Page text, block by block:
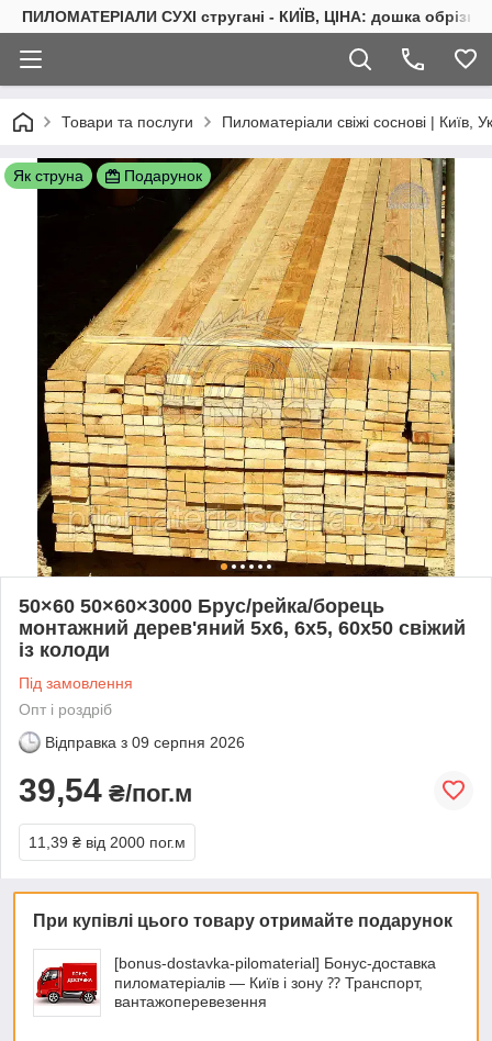
ПИЛОМАТЕРІАЛИ СУХІ стругані - КИЇВ, ЦІНА: дошка обрізна
Товари та послуги Пиломатеріали свіжі соснові | Київ,
Як струна Подарунок
50×60 50×60×3000 Брус/рейка/борець
монтажний дерев'яний 5х6, 6х5, 60х50 свіжий
із колоди
Під замовлення
Опт і роздріб
Відправка з 09 серпня 2026
39,54 ₴/пог.м
11,39 ₴ від 2000 пог.м
При купівлі цього товару отримайте подарунок
[bonus-dostavka-pilomaterial] Бонус-доставка
пиломатеріалів — Київ і зону ⁇ Транспорт,
вантажоперевезення